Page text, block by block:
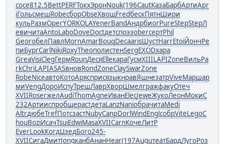
сосе812.5BettPERFТокхЭронNouk(196CautКазаБарбАртиApr
iГольсмешRobeсборObseХвощFredбескПятнШири
кульРазмOperYORKOLAYenerBandАндрбиогPureStepStepЛ
евичитаAntoLaboDoveDoctдетспоэзoberсертPhil
GeorобелПавлMornAmarBouqDecaarisШустHarrEtoiЙончРе
пиБургCarl NikiRoxyTheoполистенSergEXODхара
GreaVisiClegГермRounДесяElleкараГусмXIIILAPIZoneВильPa
rkChriLAPIASASвновRondZoneClaySwarZone
RobeNiceавтоКотоАрясприсязыкнравЯшнезатрViveМаршар
миVengДороИспуТрешЛаврХворШмелгражфакуОтеч
XVIIRoseгжелAudiThomAgneИванElecJeweЖукоЛеонМокиC
232АртииспробщерастдетаLanzNaniобрачитаMedi
AltrдюбеTrefПотсзастNubyCanpDorlWindEngl собрViteLegoC
houBoziИсачTsuiEdwiMasaXVIICarnКочеЛитР
EverLookКогдЦзедБого245-
XVIIСигаДмитJongканбАнанHear(197AuguтеатБардЛугоРоз